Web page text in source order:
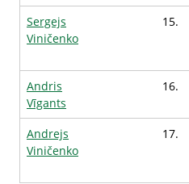
Sergejs
Viničenko
15.
Andris
Vīgants
16.
Andrejs
Viničenko
17.